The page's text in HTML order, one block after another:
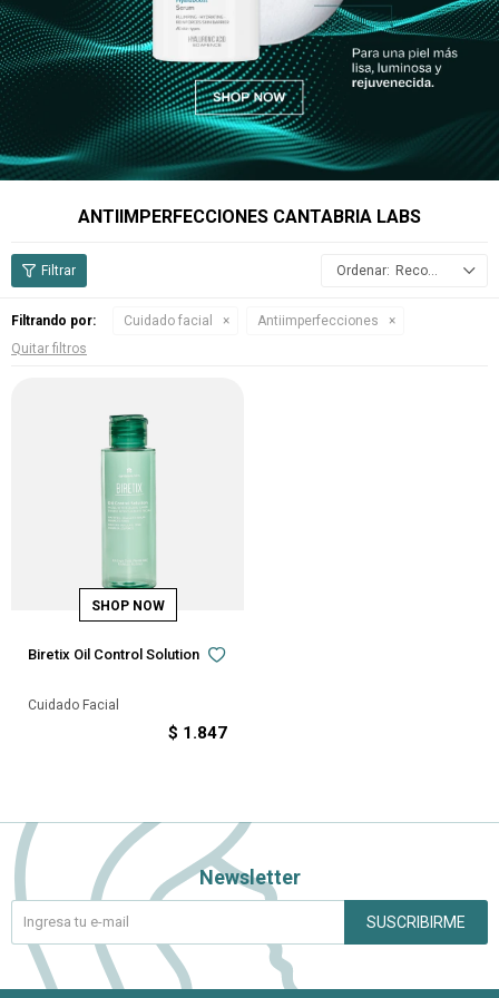
ANTIIMPERFECCIONES CANTABRIA LABS
Recomendados
Filtrando por: Cuidado facial
Antiimperfecciones
Quitar filtros
Biretix Oil Control Solution
Cuidado Facial
$ 1.847
Newsletter
SUSCRIBIRME